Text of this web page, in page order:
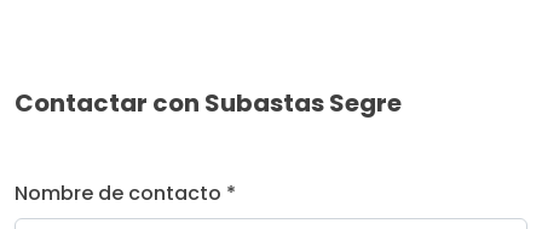
Contactar con Subastas Segre
Nombre de contacto *